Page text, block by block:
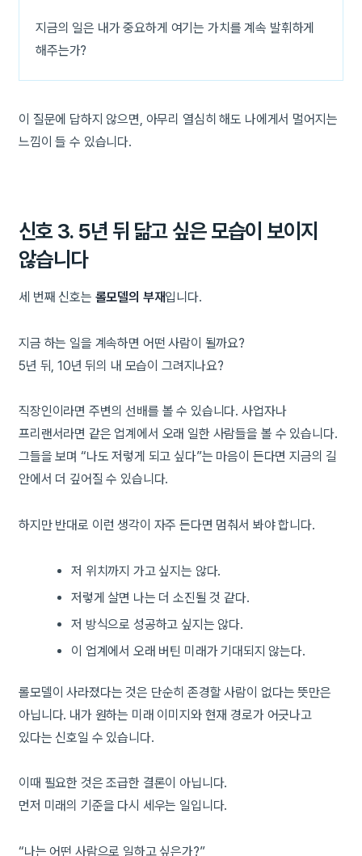
지금의 일은 내가 중요하게 여기는 가치를 계속 발휘하게
해주는가?
이 질문에 답하지 않으면, 아무리 열심히 해도 나에게서 멀어지는
느낌이 들 수 있습니다.
신호 3. 5년 뒤 닮고 싶은 모습이 보이지
않습니다
세 번째 신호는 롤모델의 부재입니다.
지금 하는 일을 계속하면 어떤 사람이 될까요?
5년 뒤, 10년 뒤의 내 모습이 그려지나요?
직장인이라면 주변의 선배를 볼 수 있습니다. 사업자나
프리랜서라면 같은 업계에서 오래 일한 사람들을 볼 수 있습니다.
그들을 보며 “나도 저렇게 되고 싶다”는 마음이 든다면 지금의 길
안에서 더 깊어질 수 있습니다.
하지만 반대로 이런 생각이 자주 든다면 멈춰서 봐야 합니다.
저 위치까지 가고 싶지는 않다.
저렇게 살면 나는 더 소진될 것 같다.
저 방식으로 성공하고 싶지는 않다.
이 업계에서 오래 버틴 미래가 기대되지 않는다.
롤모델이 사라졌다는 것은 단순히 존경할 사람이 없다는 뜻만은
아닙니다. 내가 원하는 미래 이미지와 현재 경로가 어긋나고
있다는 신호일 수 있습니다.
이때 필요한 것은 조급한 결론이 아닙니다.
먼저 미래의 기준을 다시 세우는 일입니다.
“나는 어떤 사람으로 일하고 싶은가?”